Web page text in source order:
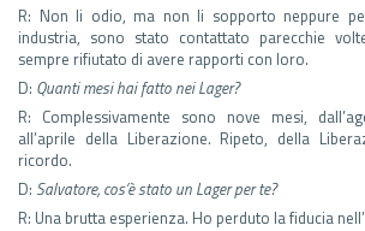
R: Non li odio, ma non li sopporto neppure
industria, sono stato contattato parecchie
sempre rifiutato di avere rapporti con loro.
D: Quanti mesi hai fatto nei Lager?
R: Complessivamente sono nove mesi,
all’aprile della Liberazione. Ripeto, della
ricordo.
D: Salvatore, cos’è stato un Lager per te?
R: Una brutta esperienza. Ho perduto la fiducia